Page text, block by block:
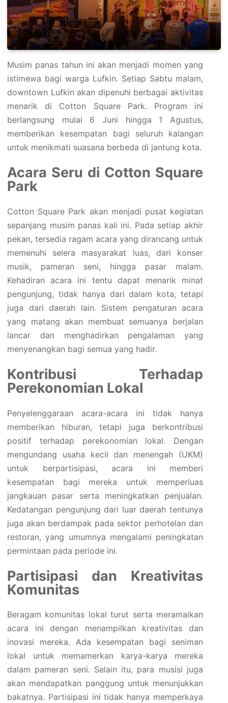
Musim panas tahun ini akan menjadi momen yang
istimewa bagi warga Lufkin. Setiap Sabtu malam,
downtown Lufkin akan dipenuhi berbagai aktivitas
menarik di Cotton Square Park. Program ini
berlangsung mulai 6 Juni hingga 1 Agustus,
memberikan kesempatan bagi seluruh kalangan
untuk menikmati suasana berbeda di jantung kota.
Acara Seru di Cotton Square
Park
Cotton Square Park akan menjadi pusat kegiatan
sepanjang musim panas kali ini. Pada setiap akhir
pekan, tersedia ragam acara yang dirancang untuk
memenuhi selera masyarakat luas, dari konser
musik, pameran seni, hingga pasar malam.
Kehadiran acara ini tentu dapat menarik minat
pengunjung, tidak hanya dari dalam kota, tetapi
juga dari daerah lain. Sistem pengaturan acara
yang matang akan membuat semuanya berjalan
lancar dan menghadirkan pengalaman yang
menyenangkan bagi semua yang hadir.
Kontribusi Terhadap
Perekonomian Lokal
Penyelenggaraan acara-acara ini tidak hanya
memberikan hiburan, tetapi juga berkontribusi
positif terhadap perekonomian lokal. Dengan
mengundang usaha kecil dan menengah (UKM)
untuk berpartisipasi, acara ini memberi
kesempatan bagi mereka untuk memperluas
jangkauan pasar serta meningkatkan penjualan.
Kedatangan pengunjung dari luar daerah tentunya
juga akan berdampak pada sektor perhotelan dan
restoran, yang umumnya mengalami peningkatan
permintaan pada periode ini.
Partisipasi dan Kreativitas
Komunitas
Beragam komunitas lokal turut serta meramaikan
acara ini dengan menampilkan kreativitas dan
inovasi mereka. Ada kesempatan bagi seniman
lokal untuk memamerkan karya-karya mereka
dalam pameran seni. Selain itu, para musisi juga
akan mendapatkan panggung untuk menunjukkan
bakatnya. Partisipasi ini tidak hanya memperkaya